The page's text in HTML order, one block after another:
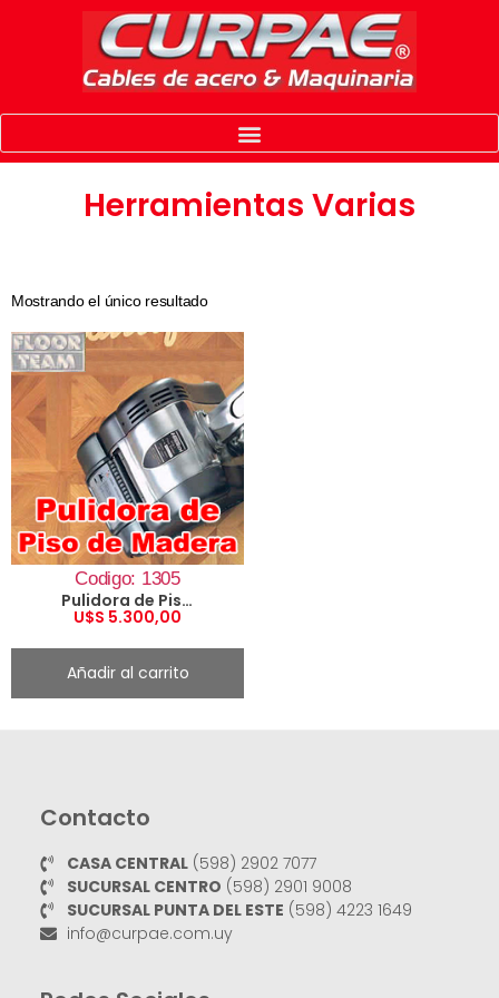
Herramientas Varias
Mostrando el único resultado
Codigo: 1305
Pulidora de Piso de Madera
U$S 5.300,00
Añadir al carrito
Contacto
CASA CENTRAL(598) 2902 7077
SUCURSAL CENTRO (598) 2901 9008
SUCURSAL PUNTA DEL ESTE (598) 4223 1649
info@curpae.com.uy